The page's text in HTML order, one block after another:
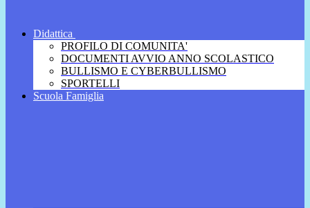
Didattica
PROFILO DI COMUNITA'
DOCUMENTI AVVIO ANNO SCOLASTICO
BULLISMO E CYBERBULLISMO
SPORTELLI
Scuola Famiglia